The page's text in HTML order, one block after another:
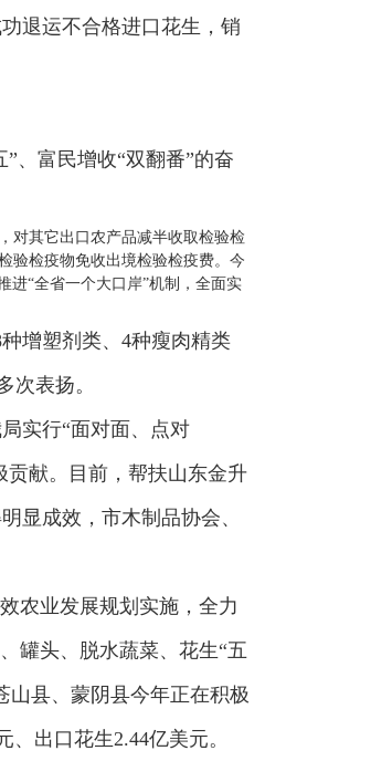
退运不合格进口花生，销
、富民增收“双翻番”的奋
对其它出口农产品减半收取检验检
验检疫物免收出境检验检疫费。今
进“全省一个大口岸”机制，全面实
增塑剂类、4种瘦肉精类
次表扬。
实行“面对面、点对
贡献。目前，帮扶山东金升
显成效，市木制品协会、
农业发展规划实施，全力
罐头、脱水蔬菜、花生“五
山县、蒙阴县今年正在积极
出口花生2.44亿美元。